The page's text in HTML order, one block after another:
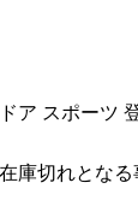
ア スポーツ
切れとな